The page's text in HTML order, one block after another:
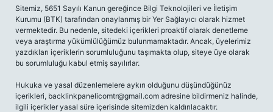
Sitemiz, 5651 Sayılı Kanun gereğince Bilgi Teknolojileri ve İletişim
Kurumu (BTK) tarafından onaylanmış bir Yer Sağlayıcı olarak hizmet
vermektedir. Bu nedenle, sitedeki içerikleri proaktif olarak denetleme
veya araştırma yükümlülüğümüz bulunmamaktadır. Ancak, üyelerimiz
yazdıkları içeriklerin sorumluluğunu taşımakta olup, siteye üye olarak
bu sorumluluğu kabul etmiş sayılırlar.
Hukuka ve yasal düzenlemelere aykırı olduğunu düşündüğünüz
içerikleri, backlinkpanelicomtr@gmail.com adresine bildirmeniz halinde,
ilgili içerikler yasal süre içerisinde sitemizden kaldırılacaktır.